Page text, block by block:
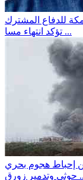
للدفاع المشترك
تؤكد انتهاء مسا ...
إحباط هجوم بحري
...